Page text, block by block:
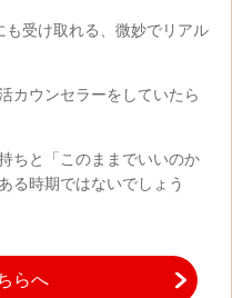
も受け取れる、微妙でリアル
カウンセラーをしていたら
ちと
「このままでいいのか
る時期ではないでしょう
らへ